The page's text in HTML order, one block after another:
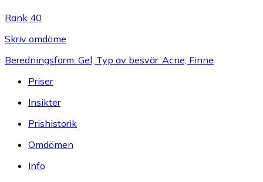
Rank 40
Skriv omdöme
Beredningsform: Gel, Typ av besvär: Acne, Finne
Priser
Insikter
Prishistorik
Omdömen
Info